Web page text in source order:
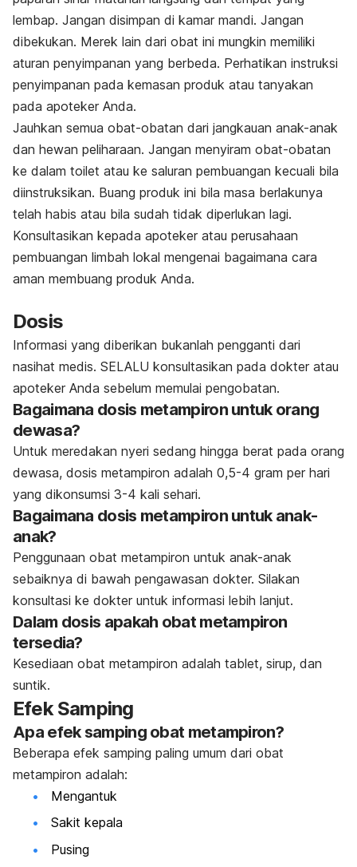
lembap. Jangan disimpan di kamar mandi. Jangan
dibekukan. Merek lain dari obat ini mungkin memiliki
aturan penyimpanan yang berbeda. Perhatikan instruksi
penyimpanan pada kemasan produk atau tanyakan
pada apoteker Anda.
Jauhkan semua obat-obatan dari jangkauan anak-anak
dan hewan peliharaan. Jangan menyiram obat-obatan
ke dalam toilet atau ke saluran pembuangan kecuali bila
diinstruksikan. Buang produk ini bila masa berlakunya
telah habis atau bila sudah tidak diperlukan lagi.
Konsultasikan kepada apoteker atau perusahaan
pembuangan limbah lokal mengenai bagaimana cara
aman membuang produk Anda.
Dosis
Informasi yang diberikan bukanlah pengganti dari
nasihat medis. SELALU konsultasikan pada dokter atau
apoteker Anda sebelum memulai pengobatan.
Bagaimana dosis metampiron untuk orang
dewasa?
Untuk meredakan nyeri sedang hingga berat pada orang
dewasa, dosis metampiron adalah 0,5-4 gram per hari
yang dikonsumsi 3-4 kali sehari.
Bagaimana dosis metampiron untuk anak-
anak?
Penggunaan obat metampiron untuk anak-anak
sebaiknya di bawah pengawasan dokter. Silakan
konsultasi ke dokter untuk informasi lebih lanjut.
Dalam dosis apakah obat metampiron
tersedia?
Kesediaan obat metampiron adalah tablet, sirup, dan
suntik.
Efek Samping
Apa efek samping obat metampiron?
Beberapa efek samping paling umum dari obat
metampiron adalah:
Mengantuk
Sakit kepala
Pusing